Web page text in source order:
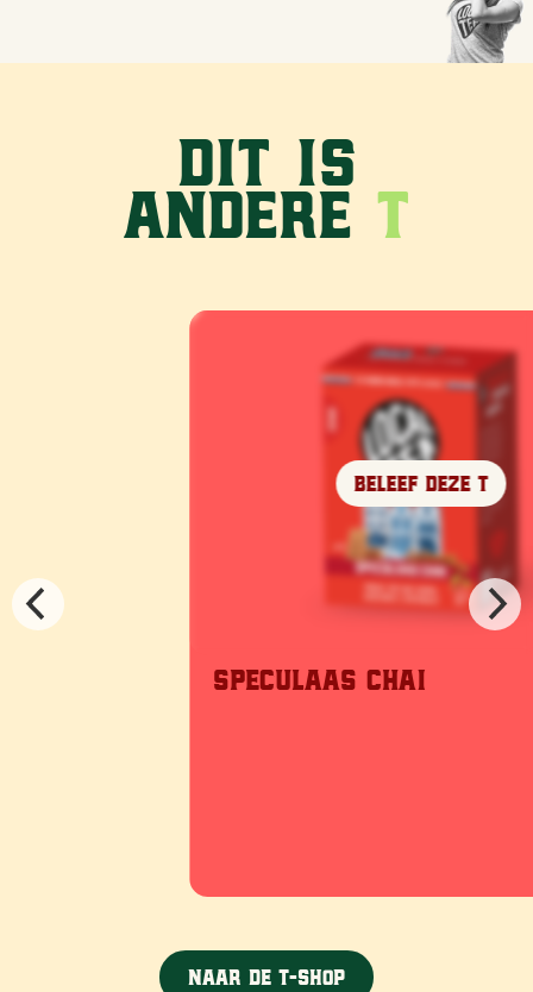
Dit is
andere T
Beleef deze T
Speculaas chai
Naar de T-shop